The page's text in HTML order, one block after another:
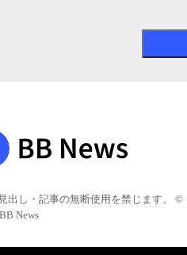
出し・記事の無断使用を禁じます。 ©
News